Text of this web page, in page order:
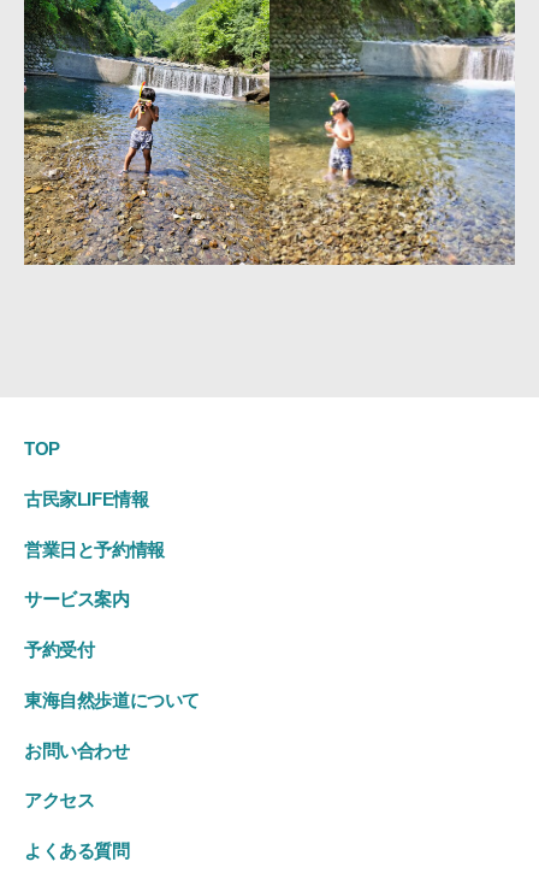
TOP
古民家LIFE情報
営業日と予約情報
サービス案内
予約受付
東海自然歩道について
お問い合わせ
アクセス
よくある質問